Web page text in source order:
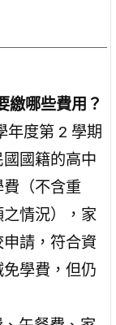
繳哪些費用？
年度第 2 學期
國籍的高中
（不含重
情況），家
請，符合資
學費，但仍